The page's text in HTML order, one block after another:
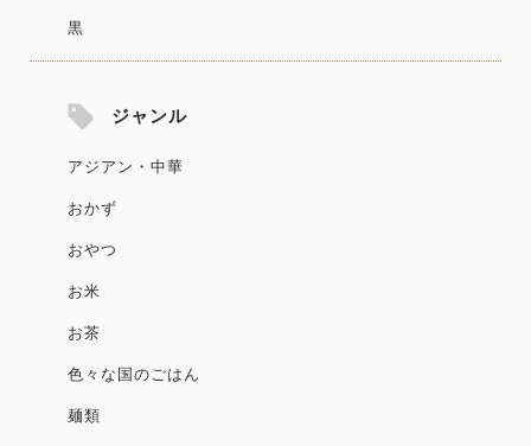
黒
ジャンル
アジアン・中華
おかず
おやつ
お米
お茶
色々な国のごはん
麺類